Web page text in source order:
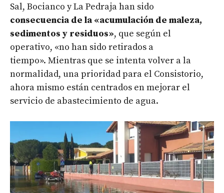
Sal, Bocianco y La Pedraja han sido
consecuencia de la «acumulación de maleza,
sedimentos y residuos», que según el
operativo, «no han sido retirados a
tiempo». Mientras que se intenta volver a la
normalidad, una prioridad para el Consistorio,
ahora mismo están centrados en mejorar el
servicio de abastecimiento de agua.